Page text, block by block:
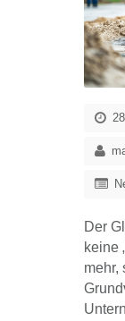
Der
keine
mehr,